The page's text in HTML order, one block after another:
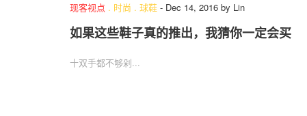
现客视点 . 时尚 . 球鞋 - Dec 14, 2016 by Lin
如果这些鞋子真的推出，我猜你一定会买
十双手都不够剁...